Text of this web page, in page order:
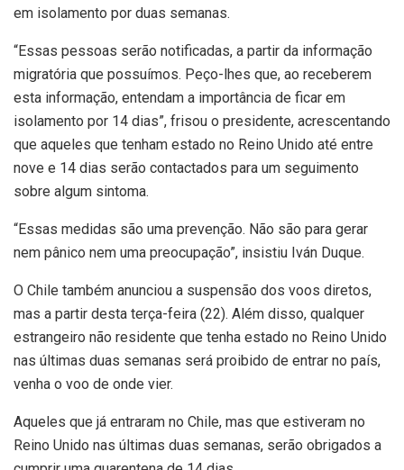
em isolamento por duas semanas.
“Essas pessoas serão notificadas, a partir da informação
migratória que possuímos. Peço-lhes que, ao receberem
esta informação, entendam a importância de ficar em
isolamento por 14 dias”, frisou o presidente, acrescentando
que aqueles que tenham estado no Reino Unido até entre
nove e 14 dias serão contactados para um seguimento
sobre algum sintoma.
“Essas medidas são uma prevenção. Não são para gerar
nem pânico nem uma preocupação”, insistiu Iván Duque.
O Chile também anunciou a suspensão dos voos diretos,
mas a partir desta terça-feira (22). Além disso, qualquer
estrangeiro não residente que tenha estado no Reino Unido
nas últimas duas semanas será proibido de entrar no país,
venha o voo de onde vier.
Aqueles que já entraram no Chile, mas que estiveram no
Reino Unido nas últimas duas semanas, serão obrigados a